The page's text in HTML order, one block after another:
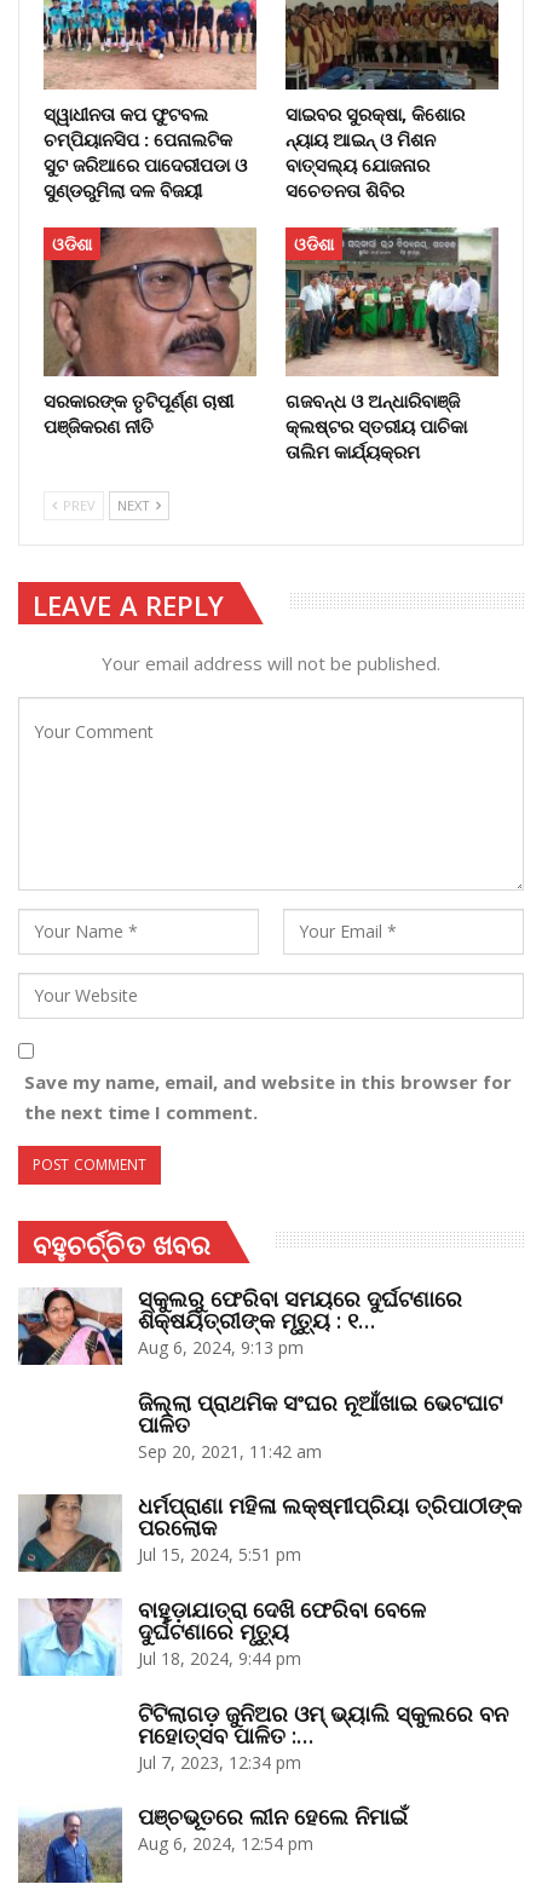
ସ୍ୱାଧୀନତା କପ ଫୁଟବଲ
ଚମ୍ପିୟାନସିପ : ପେନାଲଟିକ
ସୁଟ ଜରିଆରେ ପାଦେରୀପଡା ଓ
ସୁଣ୍ଡରୁମିଲା ଦଳ ବିଜୟୀ
ସାଇବର ସୁରକ୍ଷା, କିଶୋର
ନ୍ୟାୟ ଆଇନ୍ ଓ ମିଶନ
ବାତ୍ସଲ୍ୟ ଯୋଜନାର
ସଚେତନତା ଶିବିର
ଓଡିଶା
ସରକାରଙ୍କ ତୃଟିପୂର୍ଣ୍ଣ ଚାଷୀ
ପଞ୍ଜିକରଣ ନୀତି
ଓଡିଶା
ଗଜବନ୍ଧ ଓ ଅନ୍ଧାରିବାଞ୍ଜି
କ୍ଲଷ୍ଟର ସ୍ତରୀୟ ପାଚିକା
ତାଲିମ କାର୍ଯ୍ୟକ୍ରମ
PREV NEXT
LEAVE A REPLY
Your email address will not be published.
Save my name, email, and website in this browser for
the next time I comment.
ବହୁଚର୍ଚ୍ଚିତ ଖବର
ସ୍କୁଲରୁ ଫେରିବା ସମୟରେ ଦୁର୍ଘଟଣାରେ
ଶିକ୍ଷୟିତ୍ରୀଙ୍କ ମୃତ୍ୟୁ : ୧…
Aug 6, 2024, 9:13 pm
ଜିଲ୍ଲା ପ୍ରାଥମିକ ସଂଘର ନୂଆଁଖାଇ ଭେଟଘାଟ
ପାଳିତ
Sep 20, 2021, 11:42 am
ଧର୍ମପ୍ରାଣା ମହିଳା ଲକ୍ଷ୍ମୀପ୍ରିୟା ତ୍ରିପାଠୀଙ୍କ
ପରଲୋକ
Jul 15, 2024, 5:51 pm
ବାହୁଡ଼ାଯାତ୍ରା ଦେଖି ଫେରିବା ବେଳେ
ଦୁର୍ଘଟଣାରେ ମୃତ୍ୟୁ
Jul 18, 2024, 9:44 pm
ଟିଟିଲାଗଡ଼ ଜୁନିଅର ଓମ୍‌ ଭ୍ୟାଲି ସ୍କୁଲରେ ବନ
ମହୋତ୍ସବ ପାଳିତ :…
Jul 7, 2023, 12:34 pm
ପଞ୍ଚଭୂତରେ ଲୀନ ହେଲେ ନିମାଇଁ
Aug 6, 2024, 12:54 pm